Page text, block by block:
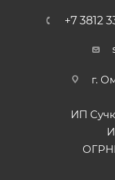
+7 3812
г.
ИП